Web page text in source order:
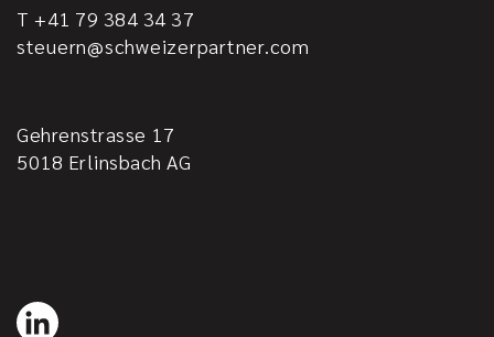
T +41 79 384 34 37
steuern@schweizerpartner.com
Gehrenstrasse 17
5018 Erlinsbach AG